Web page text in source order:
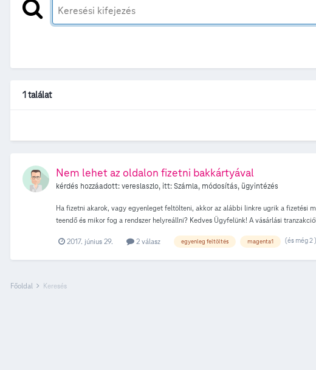
1 találat
Nem lehet az oldalon fizetni bakkártyával
kérdés hozzáadott:vereslaszlo, itt:Számla, módosítás, ügyintézés
Ha fizetni akarok, vagy egyenleget feltölteni, akkor az alábbi linkre ugrik a
teendő és mikor fog a rendszer helyreállni? Kedves Ügyfelünk! A vásárlási
2017. június 29. 2 válasz egyenleg feltöltés magenta1 (és még 2 )
Főoldal Keresés